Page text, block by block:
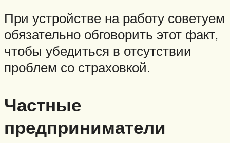
При устройстве на работу советуем
обязательно обговорить этот факт,
чтобы убедиться в отсутствии
проблем со страховкой.
Частные
предприниматели